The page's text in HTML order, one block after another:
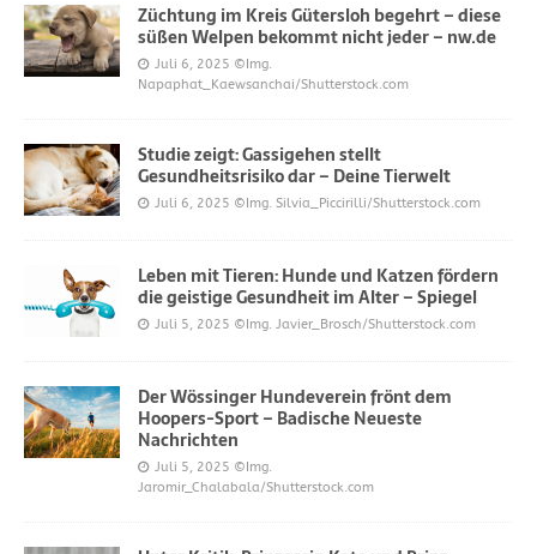
Züchtung im Kreis Gütersloh begehrt – diese
süßen Welpen bekommt nicht jeder – nw.de
Juli 6, 2025 ©Img.
Napaphat_Kaewsanchai/Shutterstock.com
Studie zeigt: Gassigehen stellt
Gesundheitsrisiko dar – Deine Tierwelt
Juli 6, 2025 ©Img. Silvia_Piccirilli/Shutterstock.com
Leben mit Tieren: Hunde und Katzen fördern
die geistige Gesundheit im Alter – Spiegel
Juli 5, 2025 ©Img. Javier_Brosch/Shutterstock.com
Der Wössinger Hundeverein frönt dem
Hoopers-Sport – Badische Neueste
Nachrichten
Juli 5, 2025 ©Img.
Jaromir_Chalabala/Shutterstock.com